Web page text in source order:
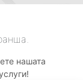
нашата